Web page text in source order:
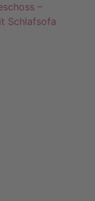
–
Schlafsofa